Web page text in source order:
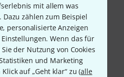
mit allem was
zählen zum Beispiel
personalisierte Anzeigen
Wenn das für
der Nutzung von Cookies
und Marketing
auf „Geht klar“ zu (alle
sicher per Nachnahme,
Klarna Sofort bezahlen
Kreditkarte.